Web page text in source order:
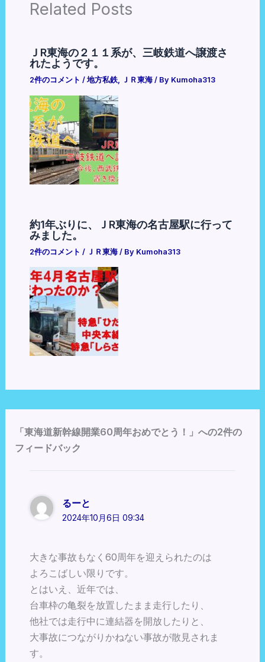
Related Posts
ＪR東海の２１１系が、三岐鉄道へ譲渡さ
れたようです。
2件のコメント / 地方私鉄, ＪＲ東海/ By Kumoha313
約1年ぶりに、ＪR東海の名古屋駅に行って
みました。
2件のコメント / ＪＲ東海/ By Kumoha313
「東海道新幹線開業60周年おめでとう！」への2件の
フィードバック
るーと
2024年10月6日 09:34
大きな事故もなく60周年を迎えられたのは
よろこばしい限りです。
とはいえ、近年では、
台車枠の亀裂を放置したまま走行したり、
他社では走行中に連結器を開放したりと、
大事故につながりかねない事故が散見されま
す。